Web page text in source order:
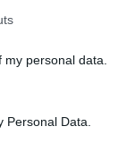
personal data.
Data.
πολύ»